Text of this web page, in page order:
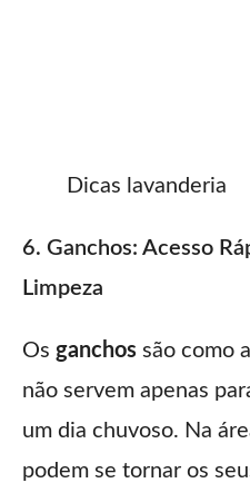
Dicas lavanderia
6. Ganchos: Acesso
Limpeza
Os ganchos são como
não servem apenas
um dia chuvoso. Na
podem se tornar os